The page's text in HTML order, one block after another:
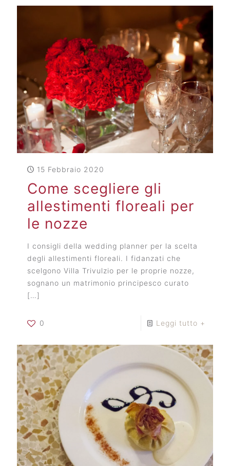
15 Febbraio 2020
Come scegliere gli
allestimenti floreali per
le nozze
I consigli della wedding planner per la scelta
degli allestimenti floreali. I fidanzati che
scelgono Villa Trivulzio per le proprie nozze,
sognano un matrimonio principesco curato
[…]
0 Leggi tutto +